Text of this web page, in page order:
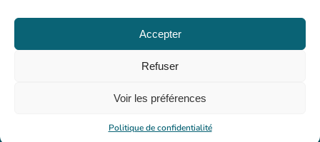
Accepter
Refuser
Voir les préférences
Politique de confidentialité
©2024